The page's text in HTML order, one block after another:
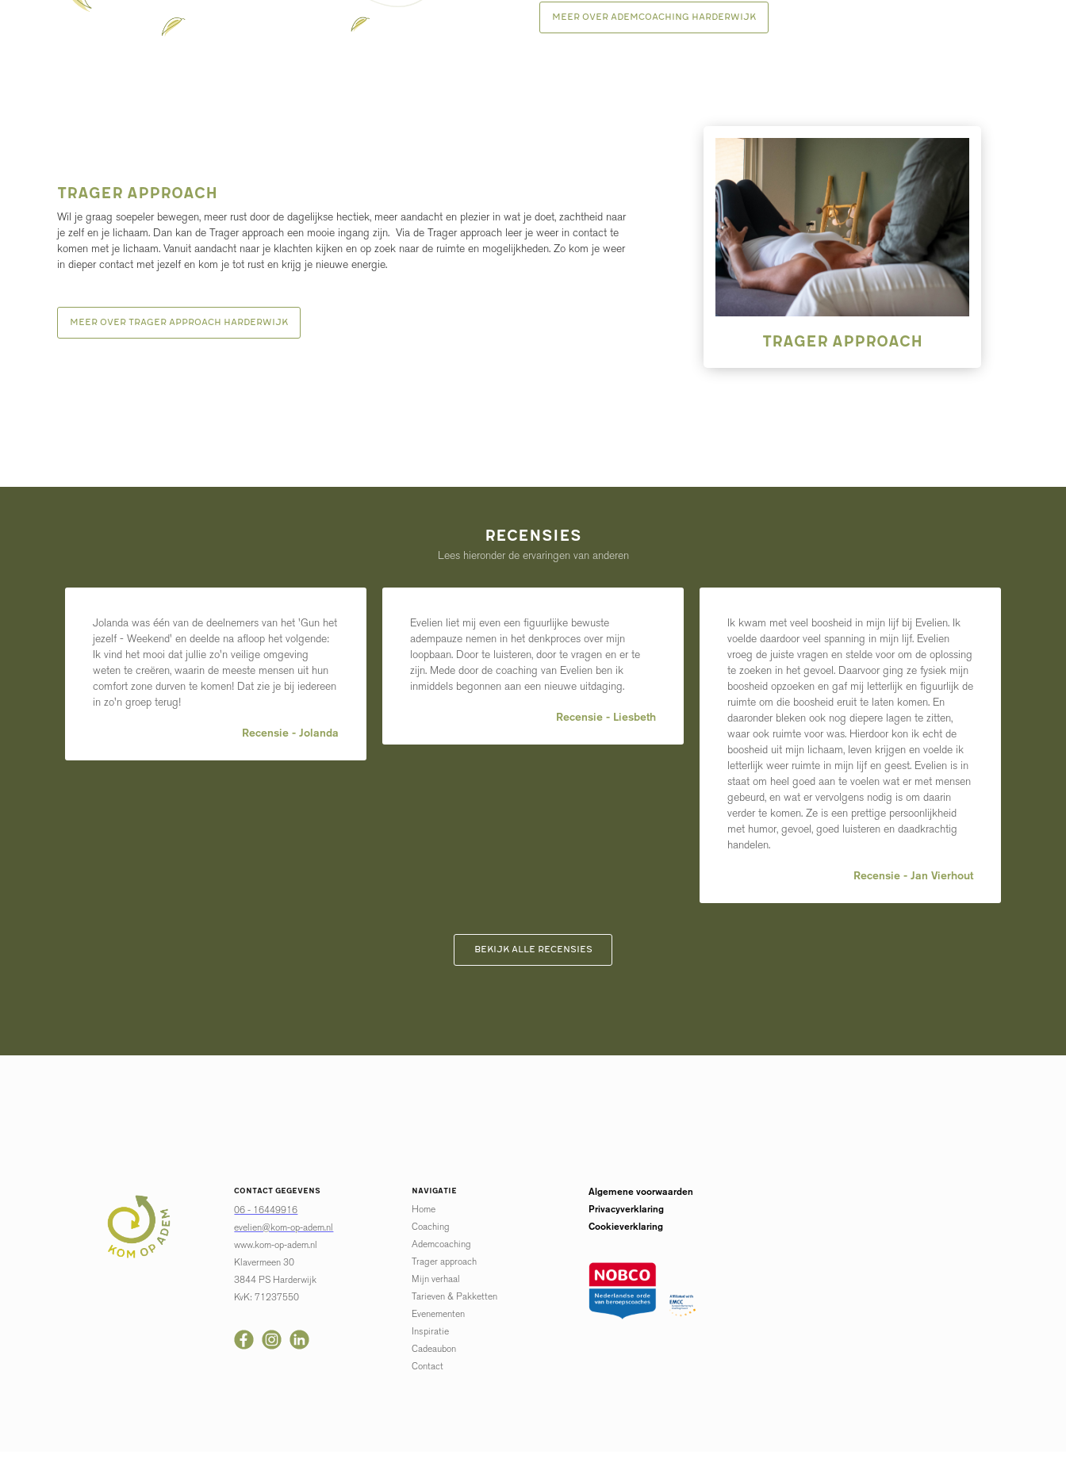
Meer over ademcoaching Harderwijk
Trager approach
Wil je graag soepeler bewegen, meer rust door de dagelijkse hectiek, meer aandacht en plezier in wat je doet, zachtheid naar
je zelf en je lichaam. Dan kan de Trager approach een mooie ingang zijn. Via de Trager approach leer je weer in contact te
komen met je lichaam. Vanuit aandacht naar je klachten kijken en op zoek naar de ruimte en mogelijkheden. Zo kom je weer
in dieper contact met jezelf en kom je tot rust en krijg je nieuwe energie.
Meer over Trager approach Harderwijk
Trager approach
recensies
Lees hieronder de ervaringen van anderen
Jolanda was één van de deelnemers van het 'Gun het
jezelf - Weekend' en deelde na afloop het volgende:
Ik vind het mooi dat jullie zo'n veilige omgeving
weten te creëren, waarin de meeste mensen uit hun
comfort zone durven te komen! Dat zie je bij iedereen
in zo'n groep terug!
Recensie - Jolanda
Evelien liet mij even een figuurlijke bewuste
adempauze nemen in het denkproces over mijn
loopbaan. Door te luisteren, door te vragen en er te
zijn. Mede door de coaching van Evelien ben ik
inmiddels begonnen aan een nieuwe uitdaging.
Recensie - Liesbeth
Ik kwam met veel boosheid in mijn lijf bij Evelien. Ik
voelde daardoor veel spanning in mijn lijf. Evelien
vroeg de juiste vragen en stelde voor om de oplossing
te zoeken in het gevoel. Daarvoor ging ze fysiek mijn
boosheid opzoeken en gaf mij letterlijk en figuurlijk de
ruimte om die boosheid eruit te laten komen. En
daaronder bleken ook nog diepere lagen te zitten,
waar ook ruimte voor was. Hierdoor kon ik echt de
boosheid uit mijn lichaam, leven krijgen en voelde ik
letterlijk weer ruimte in mijn lijf en geest. Evelien is in
staat om heel goed aan te voelen wat er met mensen
gebeurd, en wat er vervolgens nodig is om daarin
verder te komen. Ze is een prettige persoonlijkheid
met humor, gevoel, goed luisteren en daadkrachtig
handelen.
Recensie - Jan Vierhout
Bekijk alle recensies
Contact gegevens
06 - 16449916
evelien@kom-op-adem.nl
www.kom-op-adem.nl
Klavermeen 30
3844 PS Harderwijk
KvK: 71237550
Navigatie
Home
Coaching
Ademcoaching
Trager approach
Mijn verhaal
Tarieven & Pakketten
Evenementen
Inspiratie
Cadeaubon
Contact
Algemene voorwaarden
Privacyverklaring
Cookieverklaring